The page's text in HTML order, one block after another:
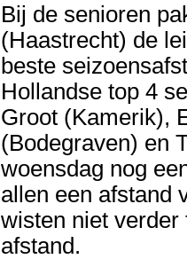
Bij de senioren
(Haastrecht) de
beste
Hollandse top 4
Groot (Kamerik),
(Bodegraven) en
woensdag nog
allen een afstand
wisten niet verder
afstand.